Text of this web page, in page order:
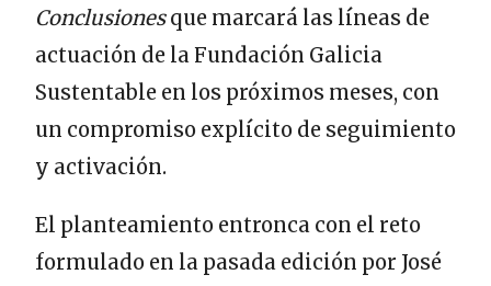
Conclusionesque marcará las líneas de
actuación de la Fundación Galicia
Sustentable en los próximos meses, con
un compromiso explícito de seguimiento
y activación.
El planteamiento entronca con el reto
formulado en la pasada edición por José